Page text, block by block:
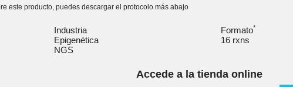
este producto, puedes descargar el protocolo más abajo
Industria
Epigenética
NGS
Formato*
16 rxns
Accede a la tienda online